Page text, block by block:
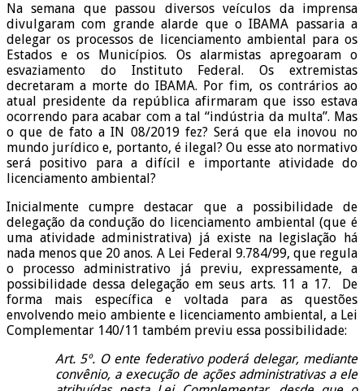
Na semana que passou diversos veículos da imprensa
divulgaram com grande alarde que o IBAMA passaria a
delegar os processos de licenciamento ambiental para os
Estados e os Municípios. Os alarmistas apregoaram o
esvaziamento do Instituto Federal. Os extremistas
decretaram a morte do IBAMA. Por fim, os contrários ao
atual presidente da república afirmaram que isso estava
ocorrendo para acabar com a tal “indústria da multa”. Mas
o que de fato a IN 08/2019 fez? Será que ela inovou no
mundo jurídico e, portanto, é ilegal? Ou esse ato normativo
será positivo para a difícil e importante atividade do
licenciamento ambiental?
Inicialmente cumpre destacar que a possibilidade de
delegação da condução do licenciamento ambiental (que é
uma atividade administrativa) já existe na legislação há
nada menos que 20 anos. A Lei Federal 9.784/99, que regula
o processo administrativo já previu, expressamente, a
possibilidade dessa delegação em seus arts. 11 a 17. De
forma mais específica e voltada para as questões
envolvendo meio ambiente e licenciamento ambiental, a Lei
Complementar 140/11 também previu essa possibilidade:
Art. 5º. O ente federativo poderá delegar, mediante
convênio, a execução de ações administrativas a ele